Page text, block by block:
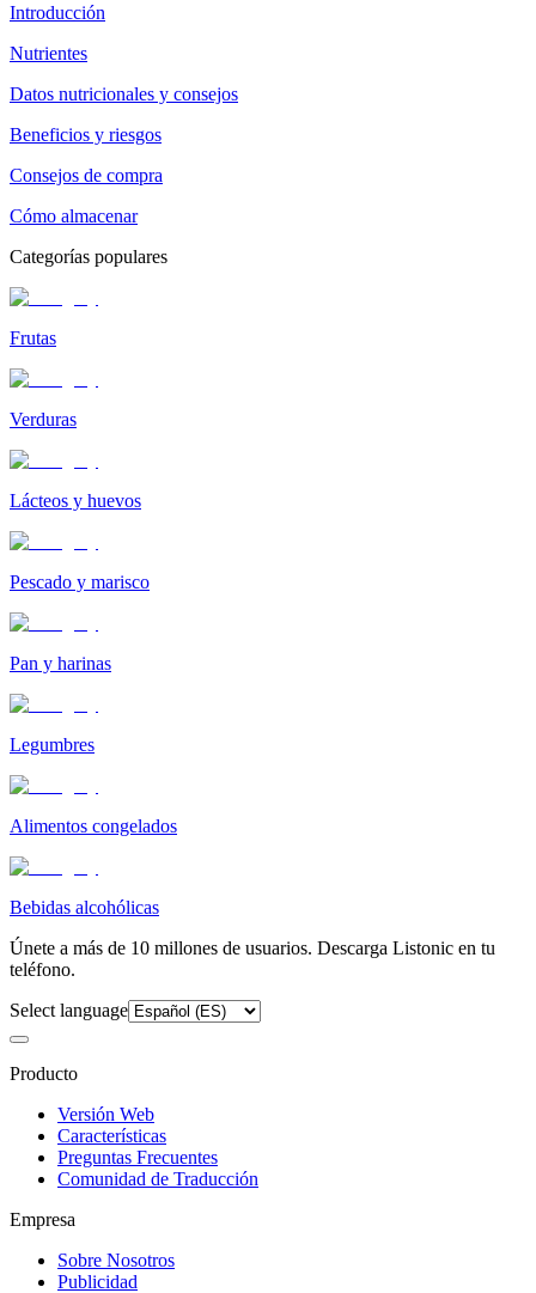
Introducción
Nutrientes
Datos nutricionales y consejos
Beneficios y riesgos
Consejos de compra
Cómo almacenar
Categorías populares
Frutas
Verduras
Lácteos y huevos
Pescado y marisco
Pan y harinas
Legumbres
Alimentos congelados
Bebidas alcohólicas
Únete a más de 10 millones de usuarios. Descarga Listonic en tu
teléfono.
Select language
Producto
Versión Web
Características
Preguntas Frecuentes
Comunidad de Traducción
Empresa
Sobre Nosotros
Publicidad